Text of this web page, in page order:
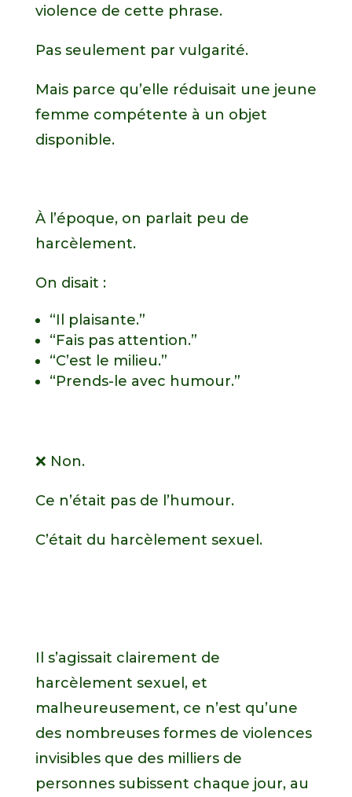
violence de cette phrase.
Pas seulement par vulgarité.
Mais parce qu’elle réduisait une jeune
femme compétente à un objet
disponible.
À l’époque, on parlait peu de
harcèlement.
On disait :
“Il plaisante.”
“Fais pas attention.”
“C’est le milieu.”
“Prends-le avec humour.”
❌ Non.
Ce n’était pas de l’humour.
C’était du harcèlement sexuel.
Il s’agissait clairement de
harcèlement sexuel, et
malheureusement, ce n’est qu’une
des nombreuses formes de violences
invisibles que des milliers de
personnes subissent chaque jour, au